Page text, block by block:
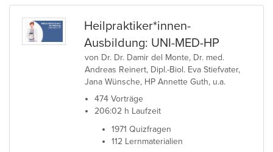
Heilpraktiker*innen-
Ausbildung: UNI-MED-HP
von Dr. Dr. Damir del Monte, Dr. med.
Andreas Reinert, Dipl.-Biol. Eva Stiefvater,
Jana Wünsche, HP Annette Guth, u.a.
474 Vorträge
206:02 h Laufzeit
1971 Quizfragen
112 Lernmaterialien